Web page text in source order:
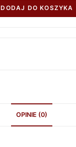
DODAJ DO KOSZYKA
OPINIE (0)